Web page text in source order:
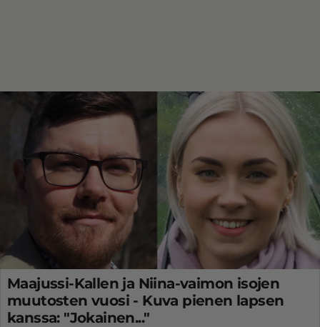
Maajussi-Kallen ja Niina-vaimon isojen
muutosten vuosi - Kuva pienen lapsen
kanssa: "Jokainen..."